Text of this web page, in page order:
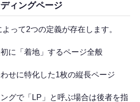
ィングページ
って2つの定義が存在します。
初に「着地」するページ全般
わせに特化した1枚の縦長ページ
グで「LP」と呼ぶ場合は後者を指